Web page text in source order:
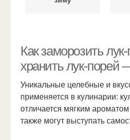
Как заморозить
хранить лук-порей
Уникальные целебные и
применяется в кулинарии:
отличается мягким
также могут выступать